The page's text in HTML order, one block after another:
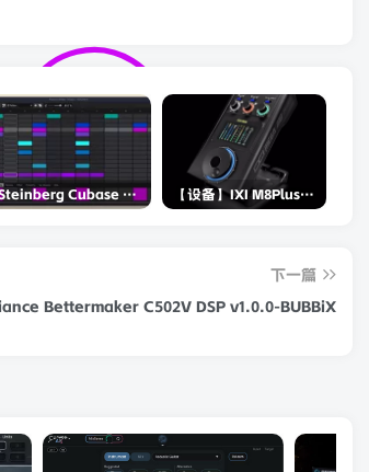
Steinberg Cubase Pro 14 v14.0.5-R2R 【设备】IXI M8Plus II声卡评测-和RME谁更强？
下一篇
Bettermaker C502V DSP v1.0.0-BUBBiX